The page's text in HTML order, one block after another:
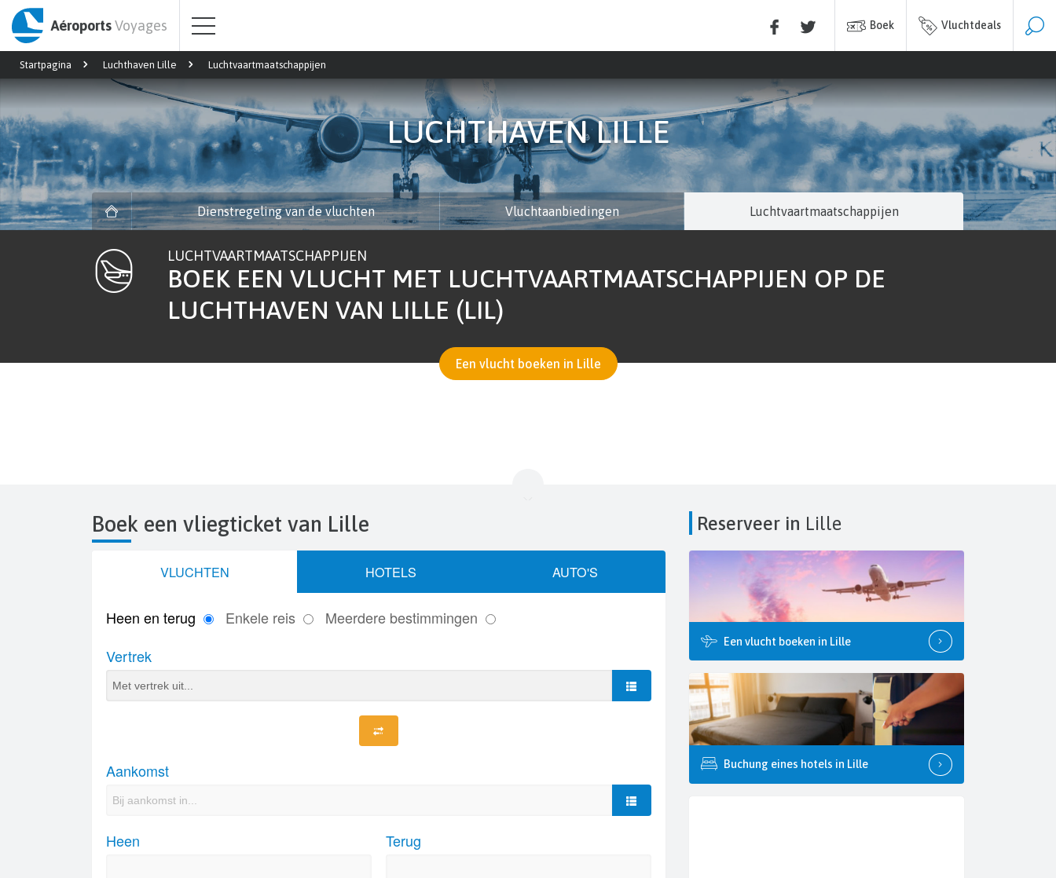
AéroportsVoyages Boek Vluchtdeals
Startpagina Luchthaven Lille Luchtvaartmaatschappijen
LUCHTHAVEN LILLE
Dienstregeling van de vluchten Vluchtaanbiedingen Luchtvaartmaatschappijen
LUCHTVAARTMAATSCHAPPIJEN
BOEK EEN VLUCHT MET LUCHTVAARTMAATSCHAPPIJEN OP DE
LUCHTHAVEN VAN LILLE (LIL)
Een vlucht boeken in Lille
Boek een vliegticket van Lille Reserveer in Lille
Een vlucht boeken in Lille
Buchung eines hotels in Lille